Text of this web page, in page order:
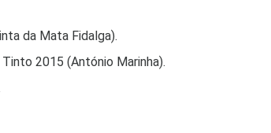
da Mata Fidalga).
2015 (António Marinha).